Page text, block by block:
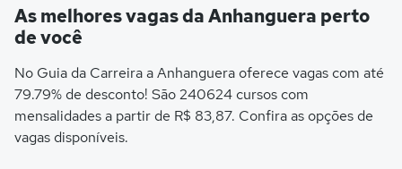
As melhores vagas da Anhanguera perto
de você
No Guia da Carreira a Anhanguera oferece vagas com até
79.79% de desconto! São 240624 cursos com
mensalidades a partir de R$ 83,87. Confira as opções de
vagas disponíveis.